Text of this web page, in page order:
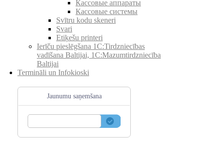
Кассовые аппараты
Кассовые системы
Svītru kodu skeneri
Svari
Etiķešu printeri
Ierīču pieslēgšana 1C:Tirdzniecības
vadīšana Baltijai, 1C:Mazumtirdzniecība
Baltijai
Termināli un Infokioski
Jaunumu saņemšana